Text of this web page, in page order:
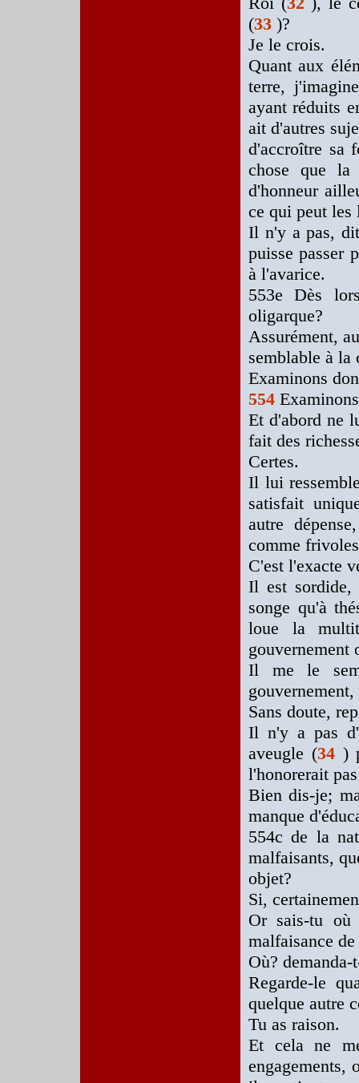
(33 )?
Je le crois.
Quant aux
terre,
ayant réduits
ait d'autres
d'accroître sa
chose que
d'honneur
ce qui peut les
Il n'y a pas,
puisse passer
à l'avarice.
553e Dès
oligarque?
Assurément,
semblable à
Examinons
554
Et d'abord ne
fait des
Certes.
Il lui
satisfait
autre
comme
C'est l'exacte
Il est sordide,
songe qu'à
loue la
gouvernement
Il me le
Sans doute,
Il n'y a pas
aveugle (34 )
l'honorerait
Bien dis-je;
manque
554c de la
malfaisants,
objet?
Si,
Or sais-tu
malfaisance
Où?
Regarde-le
quelque autre
Tu as raison.
Et cela ne
engagements,